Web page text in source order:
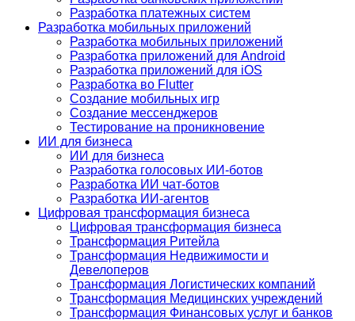
Разработка платежных систем
Разработка мобильных приложений
Разработка мобильных приложений
Разработка приложений для Android
Разработка приложений для iOS
Разработка во Flutter
Создание мобильных игр
Создание мессенджеров
Тестирование на проникновение
ИИ для бизнеса
ИИ для бизнеса
Разработка голосовых ИИ-ботов
Разработка ИИ чат-ботов
Разработка ИИ-агентов
Цифровая трансформация бизнеса
Цифровая трансформация бизнеса
Трансформация Ритейла
Трансформация Недвижимости и
Девелоперов
Трансформация Логистических компаний
Трансформация Медицинских учреждений
Трансформация Финансовых услуг и банков